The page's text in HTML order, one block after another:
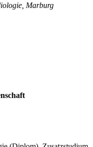
Marburg